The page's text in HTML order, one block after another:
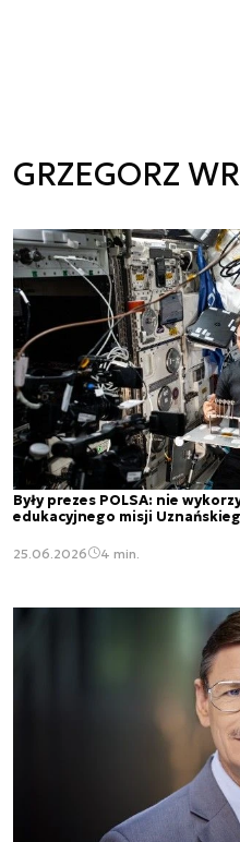
GRZEGORZ
Były prezes POLSA: nie
edukacyjnego misji
25.06.2026 4 min.